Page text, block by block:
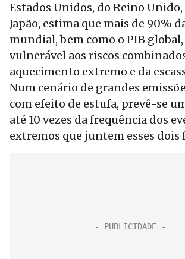
Estados Unidos, do Reino Unido,
Japão, estima que mais de 90%
mundial, bem como o PIB
vulnerável aos riscos
aquecimento extremo e da
Num cenário de grandes
com efeito de estufa, prevê-se
até 10 vezes da frequência dos
extremos que juntem esses dois